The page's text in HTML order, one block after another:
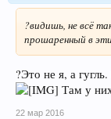
?видишь, не всё
прошаренный в
?Это не я, а
Там у
22 мар 2016